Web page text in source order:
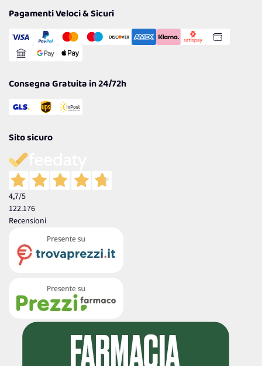
Cookie Policy
Gestisci Cookie
Reso Facile e Veloce
Pagamenti Veloci & Sicuri
Consegna Gratuita in 24/72h
Sito sicuro
4,7/5
122.176
Recensioni